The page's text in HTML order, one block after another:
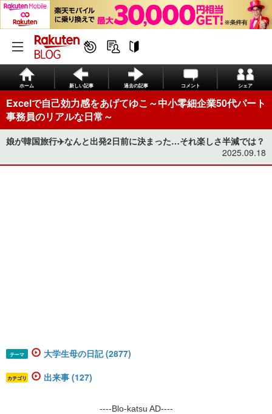
ホーム 新しい記事 過去の記事 コメント シェア
Excelで自己効力感をあげてゆこ～中小零細企業50代パート
事務員のリアルな日常～
娘が韓国旅行✈️なんと出発2日前に決まった…それ楽しさ半減では？
2025.09.18
テーマ 大学生母の日記 (2877)
カテゴリ 出来事 (127)
----Blo-katsu AD----